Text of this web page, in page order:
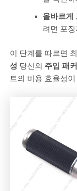
올바르게
려면 포
이 단계를 따르면
성 당신의 주입 패커
트의 비용 효율성